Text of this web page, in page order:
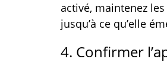
activé, maintenez
jusqu’à ce qu’elle
4. Confirmer